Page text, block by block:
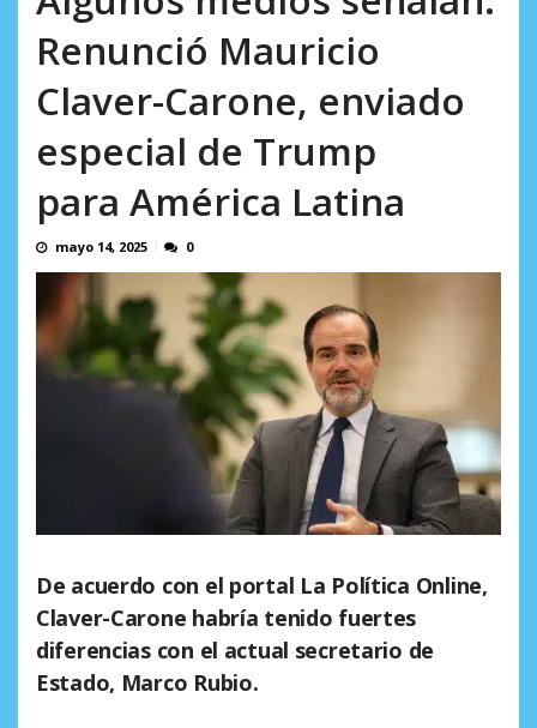
Renunció Mauricio
Claver-Carone, enviado
especial de Trump
para América Latina
mayo 14, 2025 0
De acuerdo con el portal La Política Online,
Claver-Carone habría tenido fuertes
diferencias con el actual secretario de
Estado, Marco Rubio.